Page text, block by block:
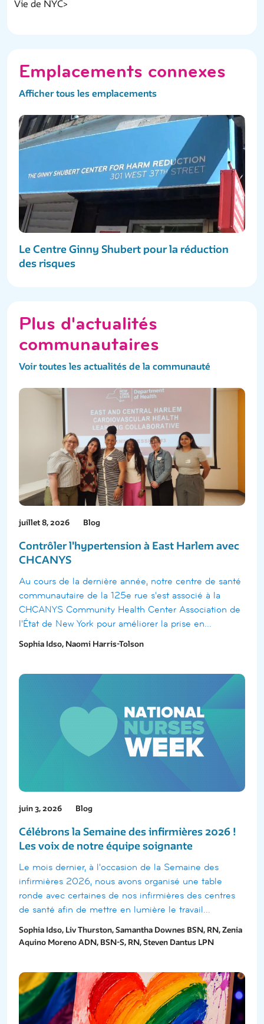
Vie de NYC>
Emplacements connexes
Afficher tous les emplacements
Le Centre Ginny Shubert pour la réduction
des risques
Plus d'actualités
communautaires
Voir toutes les actualités de la communauté
juillet 8, 2026 Blog
Contrôler l'hypertension à East Harlem avec
CHCANYS
Au cours de la dernière année, notre centre de santé
communautaire de la 125e rue s'est associé à la
CHCANYS Community Health Center Association de
l'État de New York pour améliorer la prise en...
Sophia Idso, Naomi Harris-Tolson
juin 3, 2026 Blog
Célébrons la Semaine des infirmières 2026 !
Les voix de notre équipe soignante
Le mois dernier, à l'occasion de la Semaine des
infirmières 2026, nous avons organisé une table
ronde avec certaines de nos infirmières des centres
de santé afin de mettre en lumière le travail...
Sophia Idso, Liv Thurston, Samantha Downes BSN, RN, Zenia
Aquino Moreno ADN, BSN-S, RN, Steven Dantus LPN